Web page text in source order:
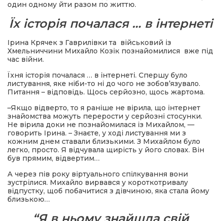
один одному йти разом по життю.
Їх історія почалася … в інтернеті
Ірина Крячек з Гаврилівки та військовий із
Хмельниччини Михайло Козік познайомилися вже під
час війни.
Їхня історія почалася … в інтернеті. Спершу було
листування, яке ніби-то ні до чого не зобов’язувало.
Питання – відповідь. Щось серйозно, щось жартома.
–Якщо відверто, то я раніше не вірила, що інтернет
знайомства можуть перерости у серйозні стосунки.
Не вірила доки не познайомилася із Михайлом, —
говорить Ірина. – Знаєте, у ході листування ми з
кожним днем ставали близькими. З Михайлом було
легко, просто. Я відчувала щирість у його словах. Він
був прямим, відвертим…
А через пів року віртуального спілкування вони
зустрілися. Михайло вирвався у короткотривалу
відпустку, щоб побачитися з дівчиною, яка стала йому
близькою…